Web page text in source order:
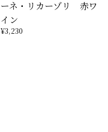
ーネ・リカーゾリ 赤ワ
イン
¥3,230